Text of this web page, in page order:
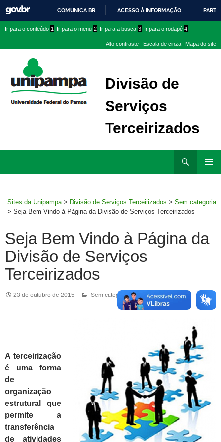
PARA
CONTEÚDO
COMUNICA BR ACESSO À INFORMAÇÃO
conteúdo
menu
superior
menu
Ir para o conteúdo 1 Ir para o menu 2 Ir para a busca 3 Ir para o rodapé 4
Alto contraste Escala de cinza Mapa do site
Divisão de
Serviços
Terceirizados
Sites da Unipampa > Divisão de Serviços Terceirizados > Sem categoria
> Seja Bem Vindo à Página da Divisão de Serviços Terceirizados
Seja Bem Vindo à Página da
Divisão de Serviços
Terceirizados
23 de outubro de 2015 Sem categoria
A terceirização
é uma forma
de
organização
estrutural que
permite a
transferência
de atividades